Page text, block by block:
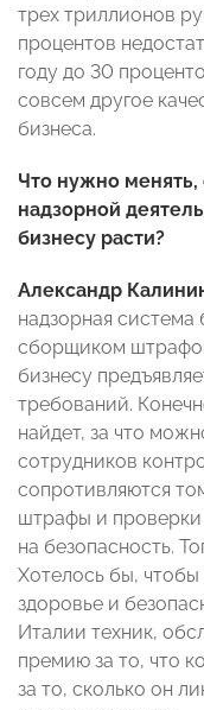
трех триллионов
процентов
году до 30
совсем другое
бизнеса.
Что нужно
надзорной
бизнесу расти?
Александр
надзорная
сборщиком
бизнесу
требований.
найдет, за что
сотрудников
сопротивляются
штрафы и проверки
на безопасность.
Хотелось бы,
здоровье и
Италии техник,
премию за то, что
за то, сколько он